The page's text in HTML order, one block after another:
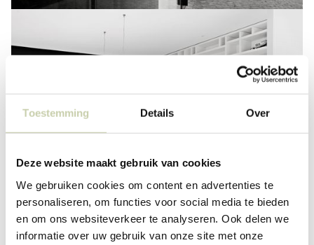
Toestemming Details Over
Deze website maakt gebruik van cookies
We gebruiken cookies om content en advertenties te
personaliseren, om functies voor social media te bieden
en om ons websiteverkeer te analyseren. Ook delen we
informatie over uw gebruik van onze site met onze